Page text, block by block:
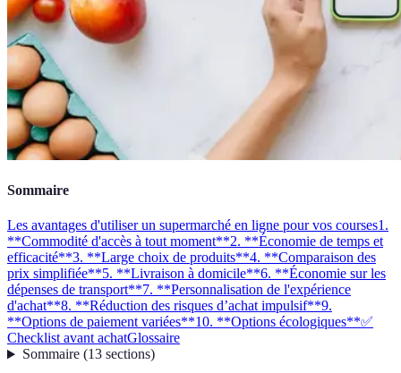
Sommaire
Les avantages d'utiliser un supermarché en ligne pour vos courses1.
**Commodité d'accès à tout moment**2. **Économie de temps et
efficacité**3. **Large choix de produits**4. **Comparaison des
prix simplifiée**5. **Livraison à domicile**6. **Économie sur les
dépenses de transport**7. **Personnalisation de l'expérience
d'achat**8. **Réduction des risques d’achat impulsif**9.
**Options de paiement variées**10. **Options écologiques**✅
Checklist avant achatGlossaire
Sommaire(13 sections)